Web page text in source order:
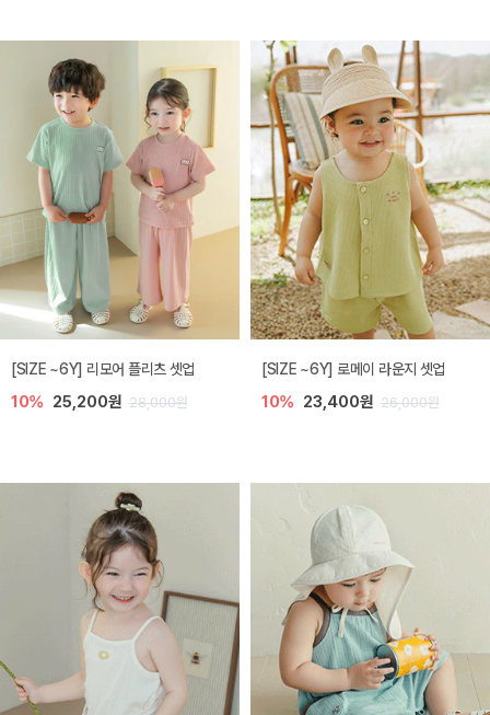
[SIZE ~6Y] 리모어 플리츠 셋업
10% 25,200원 28,000원
[SIZE ~6Y] 로메이 라운지 셋업
10% 23,400원 26,000원